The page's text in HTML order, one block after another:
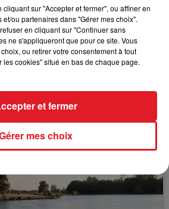
COURS, APRÈS LA...
éléments, le logement servait
sur "Accepter et fermer", ou affiner en
ou partenaires dans "Gérer mes choix".
en cliquant sur "Continuer sans
ne s'appliqueront que pour ce site. Vous
ou retirer votre consentement à tout
les cookies" situé en bas de chaque page.
mes choix
et fermer